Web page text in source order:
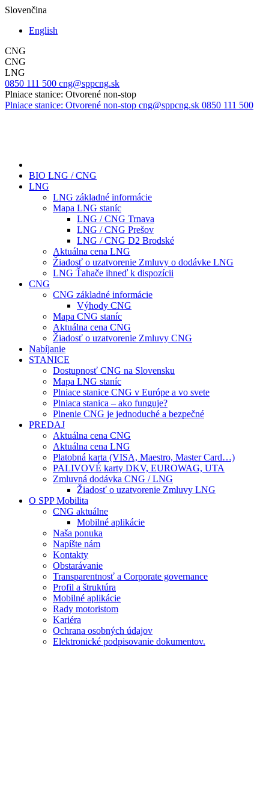
Slovenčina
English
CNG
CNG
LNG
0850 111 500 cng@sppcng.sk
Plniace stanice: Otvorené non-stop
Plniace stanice: Otvorené non-stop cng@sppcng.sk 0850 111 500
BIO LNG / CNG
LNG
LNG základné informácie
Mapa LNG staníc
LNG / CNG Trnava
LNG / CNG Prešov
LNG / CNG D2 Brodské
Aktuálna cena LNG
Žiadosť o uzatvorenie Zmluvy o dodávke LNG
LNG Ťahače ihneď k dispozícii
CNG
CNG základné informácie
Výhody CNG
Mapa CNG staníc
Aktuálna cena CNG
Žiadosť o uzatvorenie Zmluvy CNG
Nabíjanie
STANICE
Dostupnosť CNG na Slovensku
Mapa LNG staníc
Plniace stanice CNG v Európe a vo svete
Plniaca stanica – ako funguje?
Plnenie CNG je jednoduché a bezpečné
PREDAJ
Aktuálna cena CNG
Aktuálna cena LNG
Platobná karta (VISA, Maestro, Master Card…)
PALIVOVÉ karty DKV, EUROWAG, UTA
Zmluvná dodávka CNG / LNG
Žiadosť o uzatvorenie Zmluvy LNG
O SPP Mobilita
CNG aktuálne
Mobilné aplikácie
Naša ponuka
Napíšte nám
Kontakty
Obstarávanie
Transparentnosť a Corporate governance
Profil a štruktúra
Mobilné aplikácie
Rady motoristom
Kariéra
Ochrana osobných údajov
Elektronické podpisovanie dokumentov.